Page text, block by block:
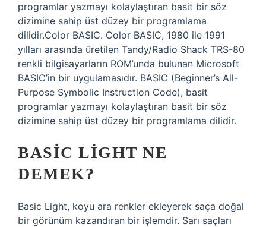
programlar yazmayı kolaylaştıran basit bir söz
dizimine sahip üst düzey bir programlama
dilidir.Color BASIC. Color BASIC, 1980 ile 1991
yılları arasında üretilen Tandy/Radio Shack TRS-80
renkli bilgisayarların ROM’unda bulunan Microsoft
BASIC’in bir uygulamasıdır. BASIC (Beginner’s All-
Purpose Symbolic Instruction Code), basit
programlar yazmayı kolaylaştıran basit bir söz
dizimine sahip üst düzey bir programlama dilidir.
BASIC LIGHT NE
DEMEK?
Basic Light, koyu ara renkler ekleyerek saça doğal
bir görünüm kazandıran bir işlemdir. Sarı saçları